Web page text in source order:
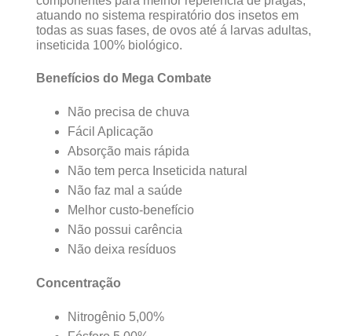
atuando no sistema respiratório dos insetos em
todas as suas fases, de ovos até á larvas adultas,
inseticida 100% biológico.
Benefícios do Mega Combate
Não precisa de chuva
Fácil Aplicação
Absorção mais rápida
Não tem perca Inseticida natural
Não faz mal a saúde
Melhor custo-benefício
Não possui carência
Não deixa resíduos
Concentração
Nitrogênio 5,00%